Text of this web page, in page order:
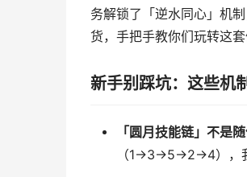
务解锁了「逆水同心」机
货，手把手教你们玩转这套
新手别踩坑：这些机
「圆月技能链」不是
（1→3→5→2→4），